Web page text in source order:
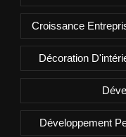
Croissance
Décoration
Développement